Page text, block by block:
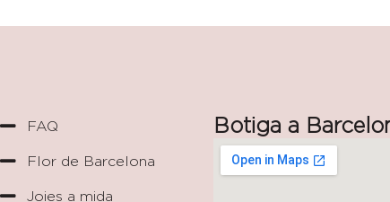
FAQ
Flor de Barcelona
Joies a mida
Botiga a